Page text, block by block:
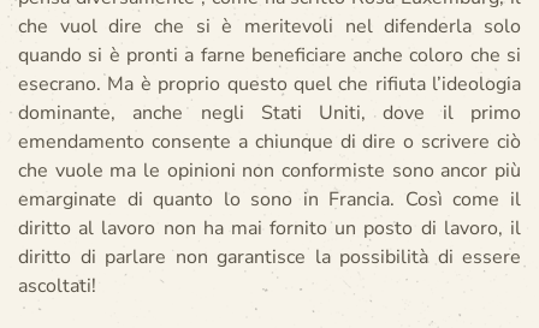
che vuol dire che si è meritevoli nel difenderla solo
quando si è pronti a farne beneficiare anche coloro che si
esecrano. Ma è proprio questo quel che rifiuta l’ideologia
dominante, anche negli Stati Uniti, dove il primo
emendamento consente a chiunque di dire o scrivere ciò
che vuole ma le opinioni non conformiste sono ancor più
emarginate di quanto lo sono in Francia. Così come il
diritto al lavoro non ha mai fornito un posto di lavoro, il
diritto di parlare non garantisce la possibilità di essere
ascoltati!